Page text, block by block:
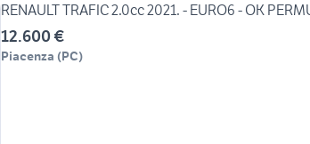
RENAULT TRAFIC 2.0cc 2021. - EURO6 - OK
12.600 €
Piacenza (PC)